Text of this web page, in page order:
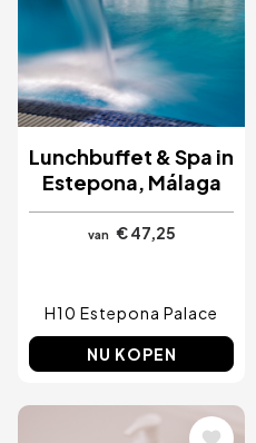
Lunchbuffet & Spa in
Estepona, Málaga
van € 47,25
H10 Estepona Palace
NU KOPEN
Afbeelding